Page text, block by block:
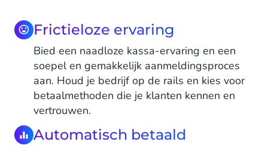
Frictieloze ervaring
Bied een naadloze kassa-ervaring en een
soepel en gemakkelijk aanmeldingsproces
aan. Houd je bedrijf op de rails en kies voor
betaalmethoden die je klanten kennen en
vertrouwen.
Automatisch betaald